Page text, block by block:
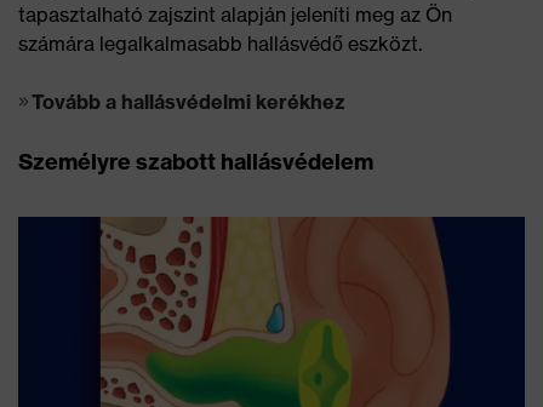
tapasztalható zajszint alapján jeleníti meg az Ön
számára legalkalmasabb hallásvédő eszközt.
Tovább a hallásvédelmi kerékhez
Személyre szabott hallásvédelem